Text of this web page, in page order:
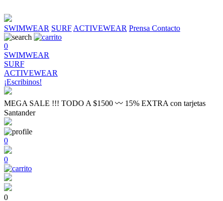
SWIMWEAR SURF ACTIVEWEAR Prensa Contacto
0
SWIMWEAR
SURF
ACTIVEWEAR
¡Escribinos!
MEGA SALE !!! TODO A $1500 〰 15% EXTRA con tarjetas
Santander
0
0
0